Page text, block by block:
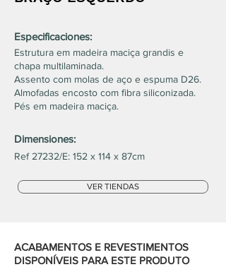
Especificaciones:
Estrutura em madeira maciça grandis e
chapa multilaminada.
Assento com molas de aço e espuma D26.
Almofadas encosto com fibra siliconizada.
Pés em madeira maciça.
Dimensiones:
Ref 27232/E: 152 x 114 x 87cm
VER TIENDAS
ACABAMENTOS E REVESTIMENTOS
DISPONÍVEIS PARA ESTE PRODUTO